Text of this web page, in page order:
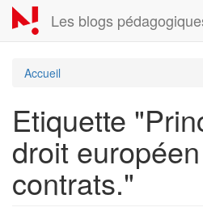
Aller
au
contenu
Les blogs
Accueil
Etiquette
droit
contrats."